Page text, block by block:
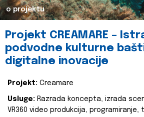
o projektu
Projekt CREAMARE –
podvodne kulturne
digitalne inovacije
Projekt: Creamare
Usluge: Razrada koncepta, izrada
VR360 video produkcija, programiranje,